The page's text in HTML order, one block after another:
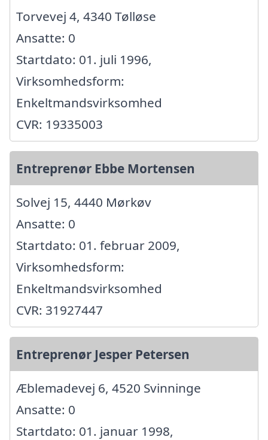
Torvevej 4, 4340 Tølløse
Ansatte: 0
Startdato: 01. juli 1996,
Virksomhedsform:
Enkeltmandsvirksomhed
CVR: 19335003
Entreprenør Ebbe Mortensen
Solvej 15, 4440 Mørkøv
Ansatte: 0
Startdato: 01. februar 2009,
Virksomhedsform:
Enkeltmandsvirksomhed
CVR: 31927447
Entreprenør Jesper Petersen
Æblemadevej 6, 4520 Svinninge
Ansatte: 0
Startdato: 01. januar 1998,